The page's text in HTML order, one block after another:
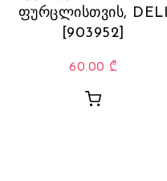
ფურცლისთვის, DELI
[903952]
60.00 ₾